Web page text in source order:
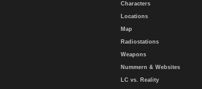
Characters
Locations
Map
Radiostations
Weapons
Nummern & Websites
LC vs. Reality